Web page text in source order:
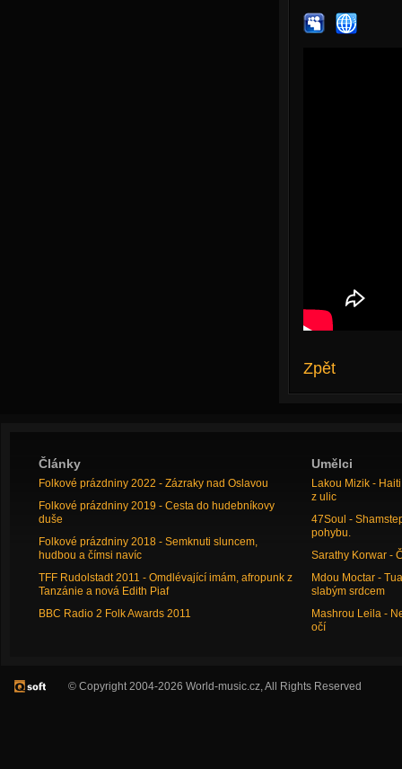
Zpět
Články
Folkové prázdniny 2022 - Zázraky nad Oslavou
Folkové prázdniny 2019 - Cesta do hudebníkovy
duše
Folkové prázdniny 2018 - Semknuti sluncem,
hudbou a čímsi navíc
TFF Rudolstadt 2011 - Omdlévající imám, afropunk z
Tanzánie a nová Edith Piaf
BBC Radio 2 Folk Awards 2011
Umělci
Lakou Mizik -
z ulic
47Soul -
pohybu.
Sarathy Korwar -
Mdou Moctar -
slabým srdcem
Mashrou Leila -
očí
© Copyright 2004-2026 World-music.cz, All Rights Reserved